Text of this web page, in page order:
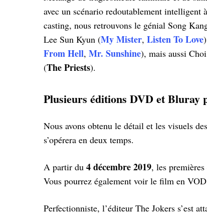
avec un scénario redoutablement intelligent
casting, nous retrouvons le génial Song
Lee Sun Kyun (My Mister, Listen To Love
From Hell, Mr. Sunshine), mais aussi
(The Priests).
Plusieurs éditions DVD et Bluray
Nous avons obtenu le détail et les visuels
s’opérera en deux temps.
A partir du 4 décembre 2019, les
Vous pourrez également voir le film en
Perfectionniste, l’éditeur The Jokers s’est